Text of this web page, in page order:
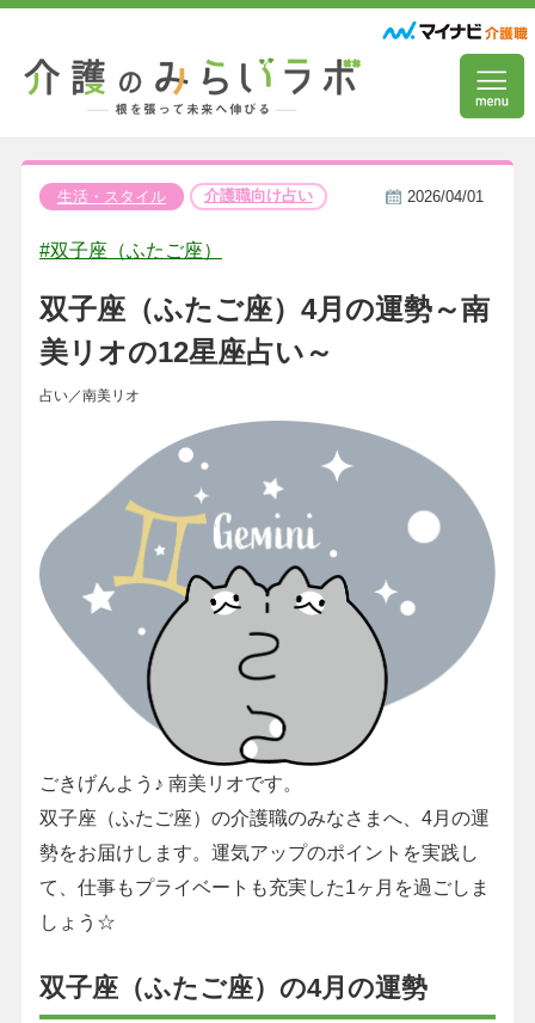
生活・スタイル 介護職向け占い 2026/04/01
#双子座（ふたご座）
双子座（ふたご座）4月の運勢～南
美リオの12星座占い～
占い／南美リオ
ごきげんよう♪ 南美リオです。
双子座（ふたご座）の介護職のみなさまへ、4月の運
勢をお届けします。運気アップのポイントを実践し
て、仕事もプライベートも充実した1ヶ月を過ごしま
しょう☆
双子座（ふたご座）の4月の運勢